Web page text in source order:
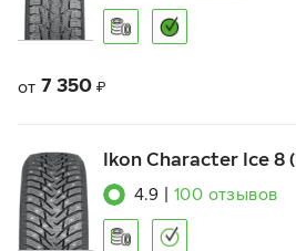
от 7 350 ₽
Ikon Character Ice 8
4.9 100 отзывов